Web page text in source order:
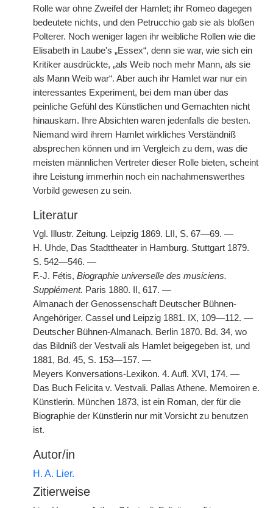
Rolle war ohne Zweifel der Hamlet; ihr Romeo dagegen
bedeutete nichts, und den Petrucchio gab sie als bloßen
Polterer. Noch weniger lagen ihr weibliche Rollen wie die
Elisabeth in Laube's „Essex“, denn sie war, wie sich ein
Kritiker ausdrückte, „als Weib noch mehr Mann, als sie
als Mann Weib war“. Aber auch ihr Hamlet war nur ein
interessantes Experiment, bei dem man über das
peinliche Gefühl des Künstlichen und Gemachten nicht
hinauskam. Ihre Absichten waren jedenfalls die besten.
Niemand wird ihrem Hamlet wirkliches Verständniß
absprechen können und im Vergleich zu dem, was die
meisten männlichen Vertreter dieser Rolle bieten, scheint
ihre Leistung immerhin noch ein nachahmenswerthes
Vorbild gewesen zu sein.
Literatur
Vgl. Illustr. Zeitung. Leipzig 1869. LII, S. 67—69. —
H. Uhde, Das Stadttheater in Hamburg. Stuttgart 1879.
S. 542—546. —
F.-J. Fétis, Biographie universelle des musiciens.
Supplément. Paris 1880. II, 617. —
Almanach der Genossenschaft Deutscher Bühnen-
Angehöriger. Cassel und Leipzig 1881. IX, 109—112. —
Deutscher Bühnen-Almanach. Berlin 1870. Bd. 34, wo
das Bildniß der Vestvali als Hamlet beigegeben ist, und
1881, Bd. 45, S. 153—157. —
Meyers Konversations-Lexikon. 4. Aufl. XVI, 174. —
Das Buch Felicita v. Vestvali. Pallas Athene. Memoiren e.
Künstlerin. München 1873, ist ein Roman, der für die
Biographie der Künstlerin nur mit Vorsicht zu benutzen
ist.
Autor/in
H. A. Lier.
Zitierweise